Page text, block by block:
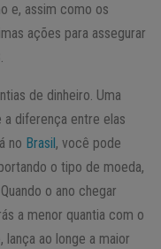
e, assim como os
ações para assegurar
de dinheiro. Uma
a diferença entre elas
no Brasil , você pode
o tipo de moeda,
o ano chegar
a menor quantia com o
ao longe a maior